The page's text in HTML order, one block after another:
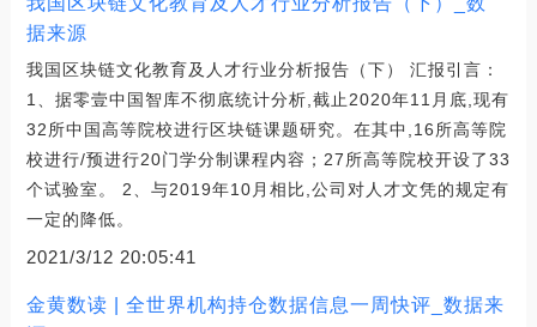
据来源
我国区块链文化教育及人才行业分析报告（下） 汇报引言：
1、据零壹中国智库不彻底统计分析,截止2020年11月底,现有
32所中国高等院校进行区块链课题研究。在其中,16所高等院
校进行/预进行20门学分制课程内容；27所高等院校开设了33
个试验室。 2、与2019年10月相比,公司对人才文凭的规定有
一定的降低。
2021/3/12 20:05:41
金黄数读 | ​全世界机构持仓数据信息一周快评_数据来